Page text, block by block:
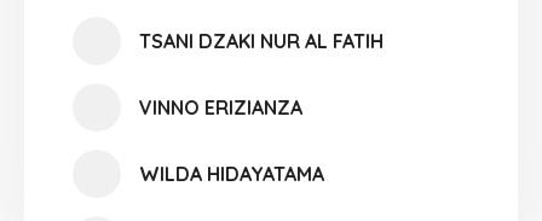
TSANI DZAKI NUR AL FATIH
VINNO ERIZIANZA
WILDA HIDAYATAMA